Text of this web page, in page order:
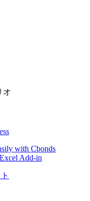
オ
with Cbonds
Add-in